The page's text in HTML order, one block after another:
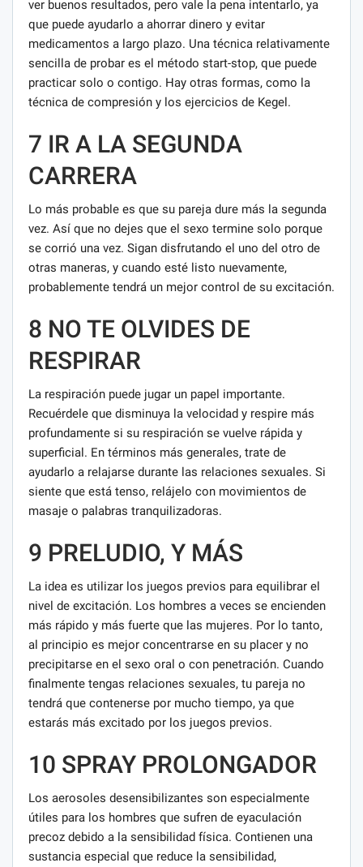
ver buenos resultados, pero vale la pena intentarlo, ya
que puede ayudarlo a ahorrar dinero y evitar
medicamentos a largo plazo. Una técnica relativamente
sencilla de probar es el método start-stop, que puede
practicar solo o contigo. Hay otras formas, como la
técnica de compresión y los ejercicios de Kegel.
7 IR A LA SEGUNDA
CARRERA
Lo más probable es que su pareja dure más la segunda
vez. Así que no dejes que el sexo termine solo porque
se corrió una vez. Sigan disfrutando el uno del otro de
otras maneras, y cuando esté listo nuevamente,
probablemente tendrá un mejor control de su excitación.
8 NO TE OLVIDES DE
RESPIRAR
La respiración puede jugar un papel importante.
Recuérdele que disminuya la velocidad y respire más
profundamente si su respiración se vuelve rápida y
superficial. En términos más generales, trate de
ayudarlo a relajarse durante las relaciones sexuales. Si
siente que está tenso, relájelo con movimientos de
masaje o palabras tranquilizadoras.
9 PRELUDIO, Y MÁS
La idea es utilizar los juegos previos para equilibrar el
nivel de excitación. Los hombres a veces se encienden
más rápido y más fuerte que las mujeres. Por lo tanto,
al principio es mejor concentrarse en su placer y no
precipitarse en el sexo oral o con penetración. Cuando
finalmente tengas relaciones sexuales, tu pareja no
tendrá que contenerse por mucho tiempo, ya que
estarás más excitado por los juegos previos.
10 SPRAY PROLONGADOR
Los aerosoles desensibilizantes son especialmente
útiles para los hombres que sufren de eyaculación
precoz debido a la sensibilidad física. Contienen una
sustancia especial que reduce la sensibilidad,